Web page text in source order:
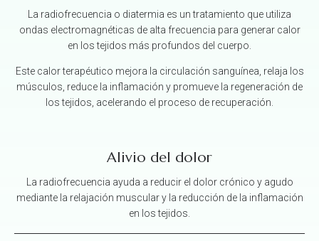
La radiofrecuencia o diatermia es un tratamiento que utiliza
ondas electromagnéticas de alta frecuencia para generar calor
en los tejidos más profundos del cuerpo.
Este calor terapéutico mejora la circulación sanguínea, relaja los
músculos, reduce la inflamación y promueve la regeneración de
los tejidos, acelerando el proceso de recuperación.
Alivio del dolor
La radiofrecuencia ayuda a reducir el dolor crónico y agudo
mediante la relajación muscular y la reducción de la inflamación
en los tejidos.